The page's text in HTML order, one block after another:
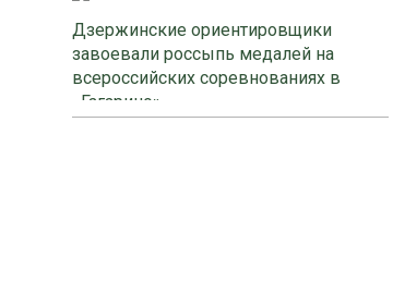
Дзержинские ориентировщики
завоевали россыпь медалей на
всероссийских соревнованиях в
«Гагарино»